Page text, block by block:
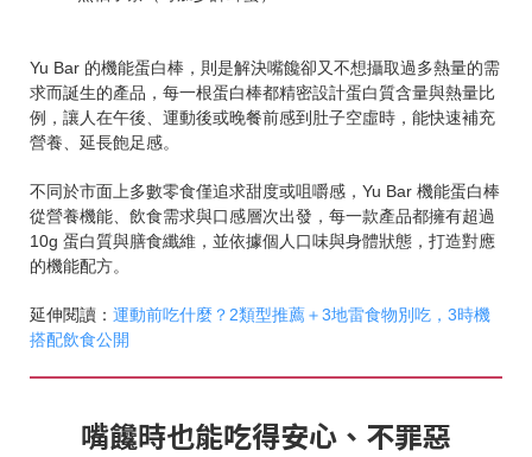
Yu Bar 的機能蛋白棒，則是解決嘴饞卻又不想攝取過多熱量的需
求而誕生的產品，每一根蛋白棒都精密設計蛋白質含量與熱量比
例，讓人在午後、運動後或晚餐前感到肚子空虛時，能快速補充
營養、延長飽足感。
不同於市面上多數零食僅追求甜度或咀嚼感，Yu Bar 機能蛋白棒
從營養機能、飲食需求與口感層次出發，每一款產品都擁有超過
10g 蛋白質與膳食纖維，並依據個人口味與身體狀態，打造對應
的機能配方。
延伸閱讀： 運動前吃什麼？2類型推薦＋3地雷食物別吃，3時機
搭配飲食公開
嘴饞時也能吃得安心、不罪惡